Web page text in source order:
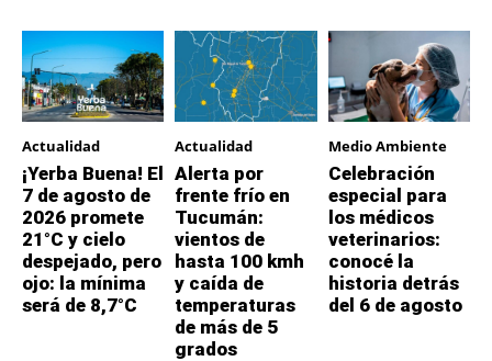
Actualidad
¡Yerba Buena! El
7 de agosto de
2026 promete
21°C y cielo
despejado, pero
ojo: la mínima
será de 8,7°C
Actualidad
Alerta por
frente frío en
Tucumán:
vientos de
hasta 100 kmh
y caída de
temperaturas
de más de 5
grados
Medio Ambiente
Celebración
especial para
los médicos
veterinarios:
conocé la
historia detrás
del 6 de agosto